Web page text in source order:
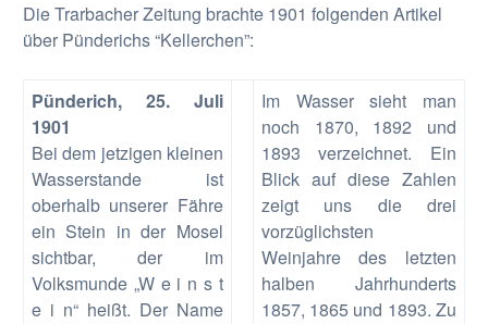
Die Trarbacher Zeitung brachte 1901 folgenden Artikel
über Pünderichs “Kellerchen”:
Pünderich, 25. Juli
1901
Bei dem jetzigen kleinen
Wasserstande ist
oberhalb unserer Fähre
ein Stein in der Mosel
sichtbar, der im
Volksmunde „W e i n s t
e i n“ heißt. Der Name
Im Wasser sieht man
noch 1870, 1892 und
1893 verzeichnet. Ein
Blick auf diese Zahlen
zeigt uns die drei
vorzüglichsten
Weinjahre des letzten
halben Jahrhunderts
1857, 1865 und 1893. Zu